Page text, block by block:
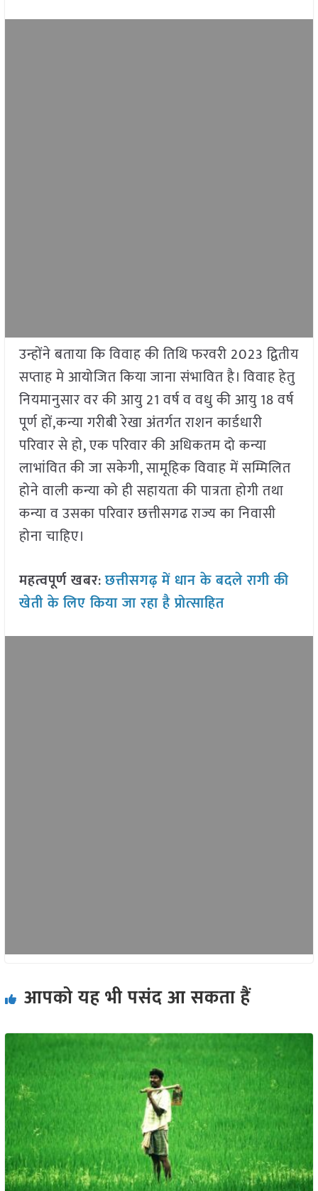
उन्होंने बताया कि विवाह की तिथि फरवरी 2023 द्वितीय
सप्ताह मे आयोजित किया जाना संभावित है। विवाह हेतु
नियमानुसार वर की आयु 21 वर्ष व वधु की आयु 18 वर्ष
पूर्ण हों,कन्या गरीबी रेखा अंतर्गत राशन कार्डधारी
परिवार से हो, एक परिवार की अधिकतम दो कन्या
लाभांवित की जा सकेगी, सामूहिक विवाह में सम्मिलित
होने वाली कन्या को ही सहायता की पात्रता होगी तथा
कन्या व उसका परिवार छत्तीसगढ राज्य का निवासी
होना चाहिए।
महत्वपूर्ण खबर:छत्तीसगढ़ में धान के बदले रागी की
खेती के लिए किया जा रहा है प्रोत्साहित
आपको यह भी पसंद आ सकता हैं